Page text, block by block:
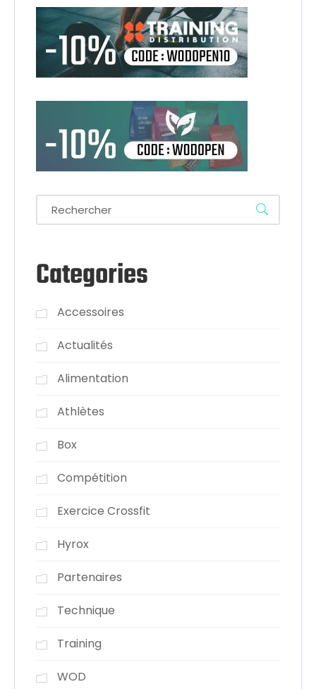
Categories
Accessoires
Actualités
Alimentation
Athlètes
Box
Compétition
Exercice Crossfit
Hyrox
Partenaires
Technique
Training
WOD